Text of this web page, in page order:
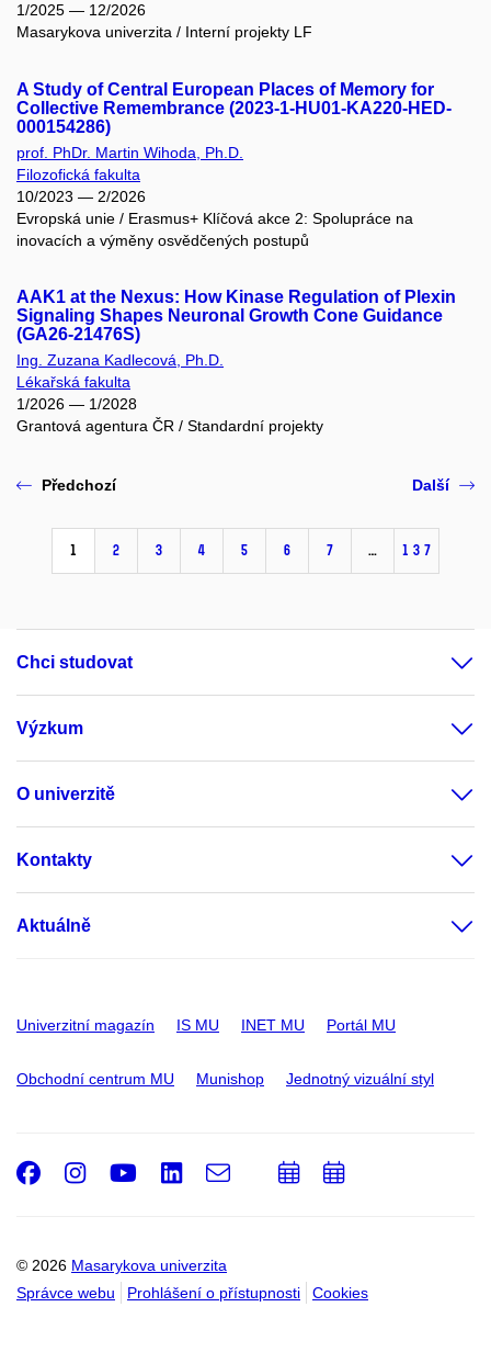
1/2025 — 12/2026
Masarykova univerzita / Interní projekty LF
A Study of Central European Places of Memory for
Collective Remembrance (2023-1-HU01-KA220-HED-
000154286)
prof. PhDr. Martin Wihoda, Ph.D.
Filozofická fakulta
10/2023 — 2/2026
Evropská unie / Erasmus+ Klíčová akce 2: Spolupráce na
inovacích a výměny osvědčených postupů
AAK1 at the Nexus: How Kinase Regulation of Plexin
Signaling Shapes Neuronal Growth Cone Guidance
(GA26-21476S)
Ing. Zuzana Kadlecová, Ph.D.
Lékařská fakulta
1/2026 — 1/2028
Grantová agentura ČR / Standardní projekty
Předchozí
1 2 3 4 5 6 7 … 137
Další
Chci studovat
Výzkum
O univerzitě
Kontakty
Aktuálně
Univerzitní magazín IS MU INET MU Portál MU
Obchodní centrum MU Munishop Jednotný vizuální styl
© 2026 Masarykova univerzita
Správce webu
Prohlášení o přístupnosti Cookies
Facebook
Instagram
Youtube
LinkedIn
e-
PřidatPřidat